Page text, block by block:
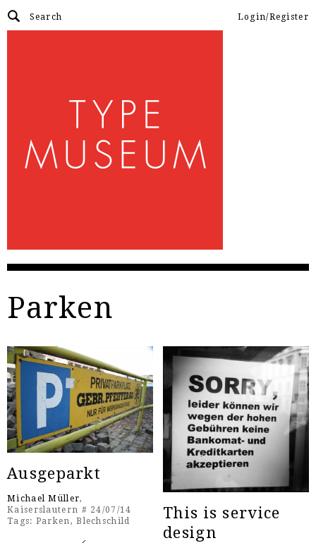
Login/Register
Parken
Ausgeparkt
Michael Müller,
Kaiserslautern # 24/07/14
Tags: Parken,Blechschild
This is service
design